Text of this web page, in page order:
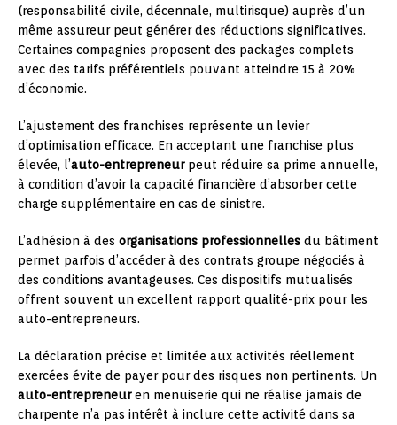
(responsabilité civile, décennale, multirisque) auprès d’un
même assureur peut générer des réductions significatives.
Certaines compagnies proposent des packages complets
avec des tarifs préférentiels pouvant atteindre 15 à 20%
d’économie.
L’ajustement des franchises représente un levier
d’optimisation efficace. En acceptant une franchise plus
élevée, l’auto-entrepreneurpeut réduire sa prime annuelle,
à condition d’avoir la capacité financière d’absorber cette
charge supplémentaire en cas de sinistre.
L’adhésion à des organisations professionnelles du bâtiment
permet parfois d’accéder à des contrats groupe négociés à
des conditions avantageuses. Ces dispositifs mutualisés
offrent souvent un excellent rapport qualité-prix pour les
auto-entrepreneurs.
La déclaration précise et limitée aux activités réellement
exercées évite de payer pour des risques non pertinents. Un
auto-entrepreneuren menuiserie qui ne réalise jamais de
charpente n’a pas intérêt à inclure cette activité dans sa